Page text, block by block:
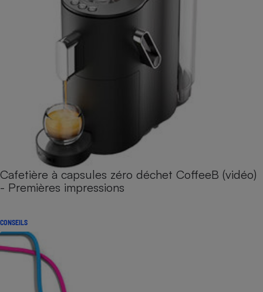
Cafetière à capsules zéro déchet CoffeeB (vidéo)
- Premières impressions
CONSEILS